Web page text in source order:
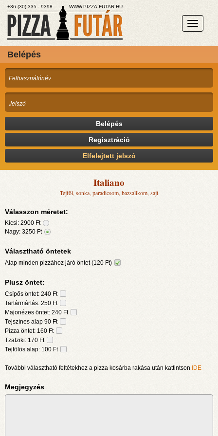
+36 (30) 335 - 9398 WWW.PIZZA-FUTAR.HU
Belépés
Belépés
Regisztráció
Elfelejtett jelszó
Italiano
Tejföl, sonka, paradicsom, bazsalikom, sajt
Válasszon méretet:
Kicsi: 2900 Ft
Nagy: 3250 Ft
Választható öntetek
Alap minden pizzához járó öntet (120 Ft)
Plusz öntet:
Csípős öntet: 240 Ft
Tartármártás: 250 Ft
Majonézes öntet: 240 Ft
Tejszínes alap 90 Ft
Pizza öntet: 160 Ft
Tzatziki: 170 Ft
Tejfölös alap: 100 Ft
További választható feltétekhez a pizza kosárba rakása után kattintson IDE
Megjegyzés